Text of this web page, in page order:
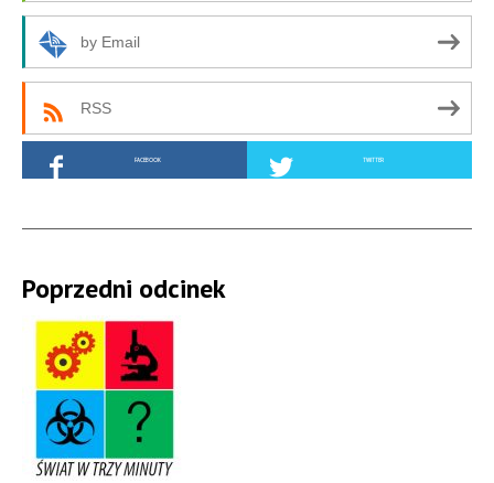
by Email
RSS
FACEBOOK TWITTER
Poprzedni odcinek